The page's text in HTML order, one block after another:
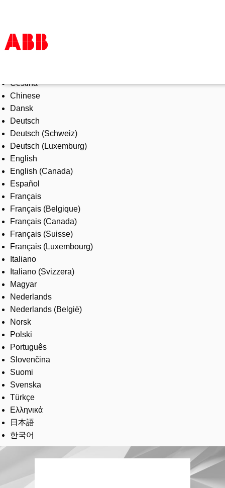
Products & Solutions
Industries
Services
About us
Where to buy
Contact us
Careers
Čeština
Chinese
Dansk
Deutsch
Deutsch (Schweiz)
Deutsch (Luxemburg)
English
English (Canada)
Español
Français
Français (Belgique)
Français (Canada)
Français (Suisse)
Français (Luxembourg)
Italiano
Italiano (Svizzera)
Magyar
Nederlands
Nederlands (België)
Norsk
Polski
Português
Slovenčina
Suomi
Svenska
Türkçe
Ελληνικά
日本語
한국어